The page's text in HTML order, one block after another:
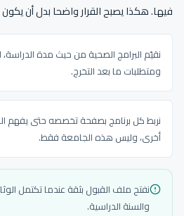
فيها. هكذا يصبح القرار واضحا بدل أن
نقيّم البرامج الصحية من حيث مدة الدراسة،
ومتطلبات ما بعد التخرج.
نربط كل برنامج بصفحة تخصصه حتى يفهم
أخرى، وليس هذه الجامعة فقط.
نفتح ملف القبول بثقة عندما تكتمل
والسنة الدراسية.